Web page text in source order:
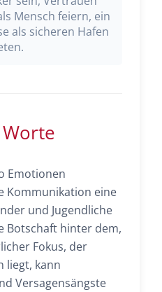
Mensch feiern, ein
als sicheren Hafen
Emotionen
Kommunikation eine
und Jugendliche
Botschaft hinter dem,
Fokus, der
liegt, kann
Versagensängste